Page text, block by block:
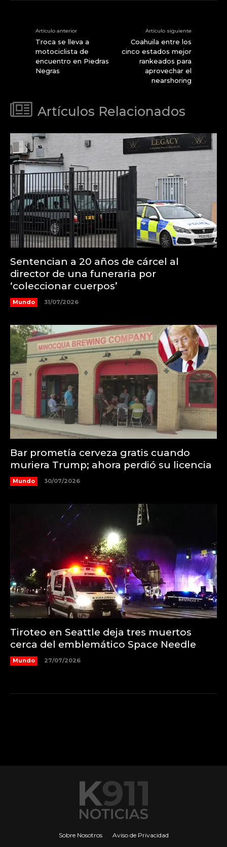
Artículo anterior
Troca se lleva a
motociclista de
encuentro en Piedras
Negras
Artículo siguiente
Coahuila entre los
cinco estados mejor
rankeados para
aprovechar el
nearshoring
Artículos Relacionados
Sentencian a 20 años de cárcel al
director de una funeraria por
‘coleccionar cuerpos’
Mundo 31/07/2026
Bar prometía cerveza gratis cuando
muriera Trump; ahora perdió su licencia
Mundo 30/07/2026
Tiroteo en Seattle deja tres muertos
cerca del emblemático Space Needle
Mundo 27/07/2026
Sobre Nosotros Aviso de Privacidad